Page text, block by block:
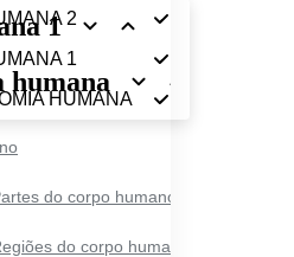
1
humana
2
1
HUMANA
do corpo humano
do corpo humano